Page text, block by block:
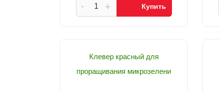
+
- Купить
Клевер красный для
проращивания микрозелени